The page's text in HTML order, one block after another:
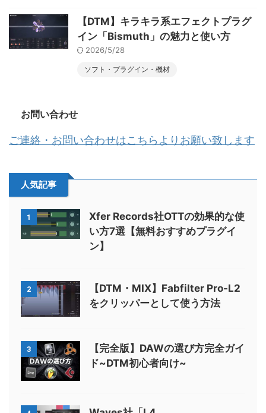
【DTM】キラキラ系エフェクトプラグ
イン「Bismuth」の魅力と使い方
2026/5/28
ソフト・プラグイン・機材
お問い合わせ
ご連絡・お問い合わせはこちらよりお願い致します
人気記事
1
Xfer Records社OTTの効果的な使
い方7選【無料おすすめプラグイ
ン】
2
【DTM・MIX】Fabfilter Pro-L2
をクリッパーとして使う方法
3
【完全版】DAWの選び方完全ガイ
ド~DTM初心者向け~